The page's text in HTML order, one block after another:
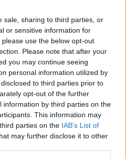
sale, sharing to third parties, or
or sensitive information for
use the below opt-out
Please note that after your
you may continue seeing
personal information utilized by
to third parties prior to
opt-out of the further
information by third parties on the
This information may
parties on the IAB’s List of
may further disclose it to other